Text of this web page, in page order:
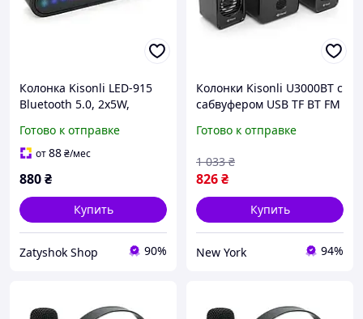
Колонка Kisonli LED-915
Bluetooth 5.0, 2х5W,
USB/TF/BT/FM/AUX, DC:
5V/1A, Черный, BOX, Q30,
Готово к отправке
от88₴/мес
880₴
Купить
Zatyshok Shop 90%
Колонки Kisonli U3000BT с
сабвуфером USB TF BT FM
sea
Готово к отправке
826₴
1 033 ₴
Купить
New York 94%